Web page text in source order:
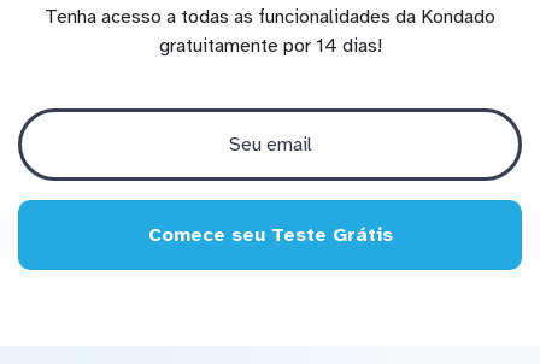
Tenha acesso a todas as funcionalidades da Kondado
gratuitamente por 14 dias!
Comece seu Teste Grátis